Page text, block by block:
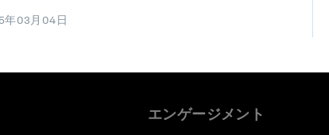
年03月04日
エンゲージメント